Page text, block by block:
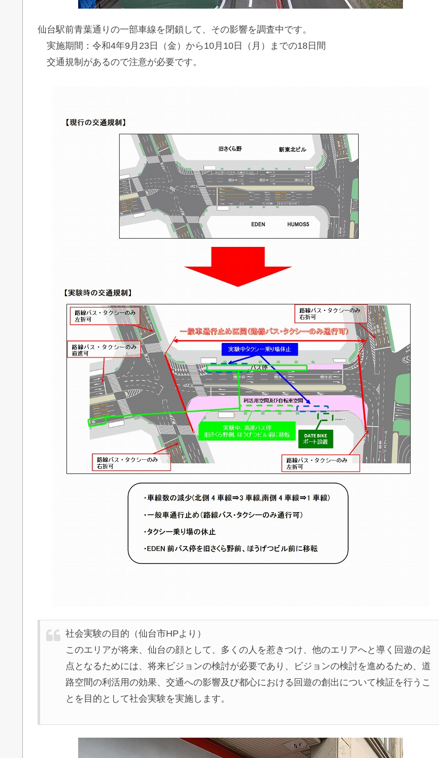
仙台駅前青葉通りの一部車線を閉鎖して、その影響を調査中です。
実施期間：令和4年9月23日（金）から10月10日（月）までの18日間
交通規制があるので注意が必要です。
社会実験の目的（仙台市HPより）
このエリアが将来、仙台の顔として、多くの人を惹きつけ、他のエリアへと導く回遊の起
点となるためには、将来ビジョンの検討が必要であり、ビジョンの検討を進めるため、道
路空間の利活用の効果、交通への影響及び都心における回遊の創出について検証を行うこ
とを目的として社会実験を実施します。